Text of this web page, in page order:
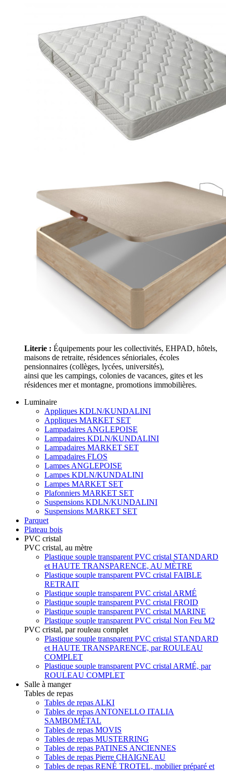
Literie : Équipements pour les collectivités, EHPAD, hôtels,
maisons de retraite, résidences sénioriales, écoles
pensionnaires (collèges, lycées, universités),
ainsi que les campings, colonies de vacances, gites et les
résidences mer et montagne, promotions immobilières.
Luminaire
Appliques KDLN/KUNDALINI
Appliques MARKET SET
Lampadaires ANGLEPOISE
Lampadaires KDLN/KUNDALINI
Lampadaires MARKET SET
Lampadaires FLOS
Lampes ANGLEPOISE
Lampes KDLN/KUNDALINI
Lampes MARKET SET
Plafonniers MARKET SET
Suspensions KDLN/KUNDALINI
Suspensions MARKET SET
Parquet
Plateau bois
PVC cristal
PVC cristal, au mètre
Plastique souple transparent PVC cristal STANDARD
et HAUTE TRANSPARENCE, AU MÈTRE
Plastique souple transparent PVC cristal FAIBLE
RETRAIT
Plastique souple transparent PVC cristal ARMÉ
Plastique souple transparent PVC cristal FROID
Plastique souple transparent PVC cristal MARINE
Plastique souple transparent PVC cristal Non Feu M2
PVC cristal, par rouleau complet
Plastique souple transparent PVC cristal STANDARD
et HAUTE TRANSPARENCE, par ROULEAU
COMPLET
Plastique souple transparent PVC cristal ARMÉ, par
ROULEAU COMPLET
Salle à manger
Tables de repas
Tables de repas ALKI
Tables de repas ANTONELLO ITALIA
SAMBOMÉTAL
Tables de repas MOVIS
Tables de repas MUSTERRING
Tables de repas PATINES ANCIENNES
Tables de repas Pierre CHAIGNEAU
Tables de repas RENÉ TROTEL, mobilier préparé et